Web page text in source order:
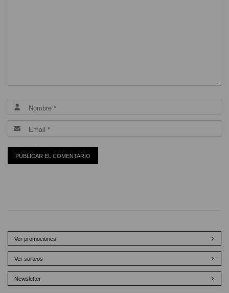
Ver promociones
Ver sorteos
Newsletter